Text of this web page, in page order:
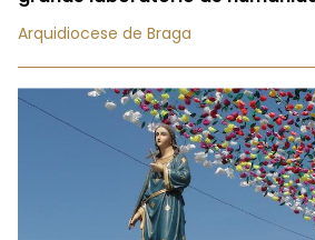
Arquidiocese de Braga